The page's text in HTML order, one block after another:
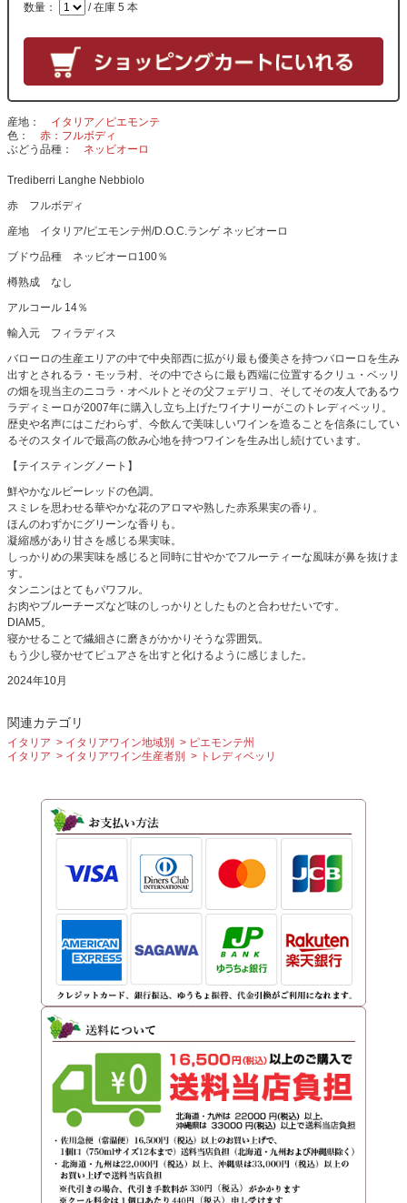
数量： / 在庫 5 本
産地
イタリア／ピエモンテ
色
赤：フルボディ
ぶどう品種
ネッビオーロ
Trediberri Langhe Nebbiolo
赤 フルボディ
産地 イタリア/ピエモンテ州/D.O.C.ランゲ ネッビオーロ
ブドウ品種 ネッビオーロ100％
樽熟成 なし
アルコール 14％
輸入元 フィラディス
バローロの生産エリアの中で中央部西に拡がり最も優美さを持つバローロを生み
出すとされるラ・モッラ村、その中でさらに最も西端に位置するクリュ・ベッリ
の畑を現当主のニコラ・オベルトとその父フェデリコ、そしてその友人であるウ
ラディミーロが2007年に購入し立ち上げたワイナリーがこのトレディベッリ。
歴史や名声にはこだわらず、今飲んで美味しいワインを造ることを信条にしてい
るそのスタイルで最高の飲み心地を持つワインを生み出し続けています。
【テイスティングノート】
鮮やかなルビーレッドの色調。
スミレを思わせる華やかな花のアロマや熟した赤系果実の香り。
ほんのわずかにグリーンな香りも。
凝縮感があり甘さを感じる果実味。
しっかりめの果実味を感じると同時に甘やかでフルーティーな風味が鼻を抜けま
す。
タンニンはとてもパワフル。
お肉やブルーチーズなど味のしっかりとしたものと合わせたいです。
DIAM5。
寝かせることで繊細さに磨きがかかりそうな雰囲気。
もう少し寝かせてピュアさを出すと化けるように感じました。
2024年10月
関連カテゴリ
イタリア イタリアワイン地域別
ピエモンテ州
イタリア
イタリアワイン生産者別 トレディベッリ